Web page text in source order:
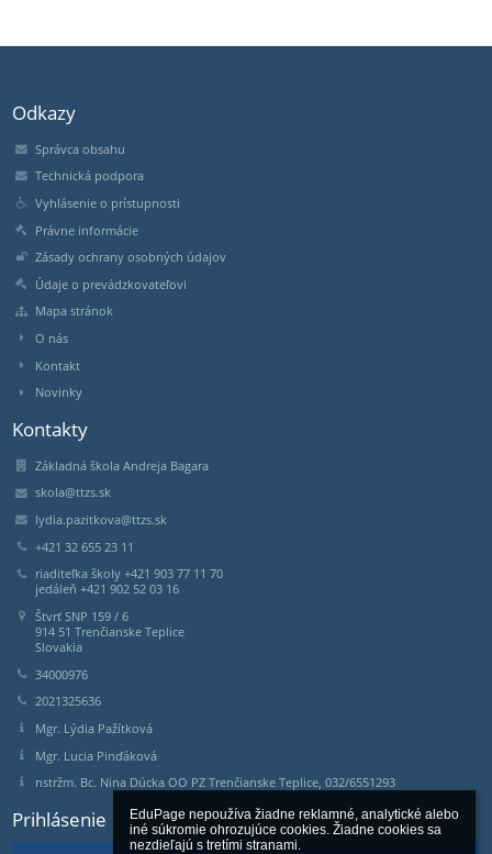
EduPage nepoužíva žiadne reklamné, analytické alebo
iné súkromie ohrozujúce cookies. Žiadne cookies sa
nezdieľajú s tretími stranami.
Odkazy
Správca obsahu
Technická podpora
Vyhlásenie o prístupnosti
Právne informácie
Zásady ochrany osobných údajov
Údaje o prevádzkovateľovi
Mapa stránok
O nás
Kontakt
Novinky
Kontakty
Základná škola Andreja Bagara
skola@ttzs.sk
lydia.pazitkova@ttzs.sk
+421 32 655 23 11
riaditeľka školy +421 903 77 11 70
jedáleň +421 902 52 03 16
Štvrť SNP 159 / 6
914 51 Trenčianske Teplice
Slovakia
34000976
2021325636
Mgr. Lýdia Pažítková
Mgr. Lucia Pinďáková
nstržm. Bc. Nina Dúcka OO PZ Trenčianske Teplice, 032/6551293
Prihlásenie